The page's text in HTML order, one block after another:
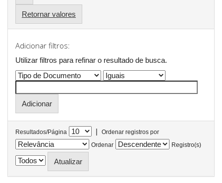
Retornar valores
Adicionar filtros:
Utilizar filtros para refinar o resultado de busca.
Resultados/Página |
Ordenar registros por
Ordenar
Registro(s)